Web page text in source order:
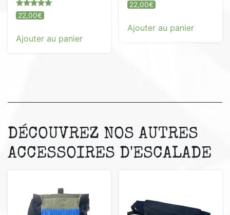
Note
5.00
22,00€
Ajouter au panier
22,00€
Ajouter au panier
DÉCOUVREZ NOS AUTRES
ACCESSOIRES D'ESCALADE